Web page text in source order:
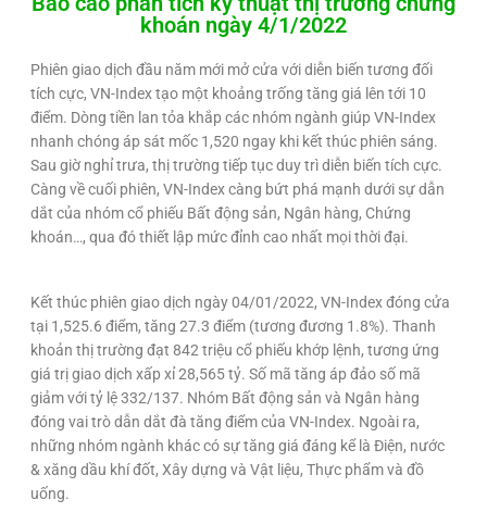
khoán ngày 4/1/2022
Phiên giao dịch đầu năm mới mở cửa với diễn biến tương đối
tích cực, VN-Index tạo một khoảng trống tăng giá lên tới 10
điểm. Dòng tiền lan tỏa khắp các nhóm ngành giúp VN-Index
nhanh chóng áp sát mốc 1,520 ngay khi kết thúc phiên sáng.
Sau giờ nghỉ trưa, thị trường tiếp tục duy trì diễn biến tích cực.
Càng về cuối phiên, VN-Index càng bứt phá mạnh dưới sự dẫn
dắt của nhóm cổ phiếu Bất động sản, Ngân hàng, Chứng
khoán…, qua đó thiết lập mức đỉnh cao nhất mọi thời đại.
Kết thúc phiên giao dịch ngày 04/01/2022, VN-Index đóng cửa
tại 1,525.6 điểm, tăng 27.3 điểm (tương đương 1.8%). Thanh
khoản thị trường đạt 842 triệu cổ phiếu khớp lệnh, tương ứng
giá trị giao dịch xấp xỉ 28,565 tỷ. Số mã tăng áp đảo số mã
giảm với tỷ lệ 332/137. Nhóm Bất động sản và Ngân hàng
đóng vai trò dẫn dắt đà tăng điểm của VN-Index. Ngoài ra,
những nhóm ngành khác có sự tăng giá đáng kể là Điện, nước
& xăng dầu khí đốt, Xây dựng và Vật liệu, Thực phẩm và đồ
uống.